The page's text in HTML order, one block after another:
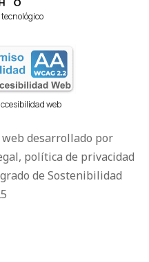
web
desarrollado por
política de privacidad
de Sostenibilidad